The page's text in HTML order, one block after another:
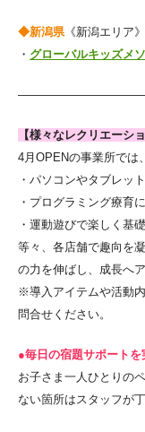
◆新潟県《新潟エリア》
・ グローバルキッズメ
【様々なレクリエーシ
4月OPENの事業所では、
・パソコンやタブレッ
・プログラミング療育
・運動遊びで楽しく基
等々、各店舗で趣向を
の力を伸ばし、成長へ
※導入アイテムや活動
問合せください。
●毎日の宿題サポートを
お子さま一人ひとりの
ない箇所はスタッフが